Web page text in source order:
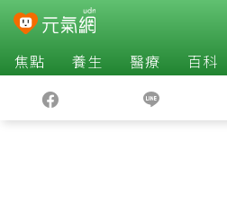
焦點 養生 醫療 百科